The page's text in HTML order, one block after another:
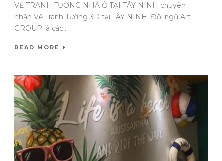
VẼ TRANH TƯỜNG NHÀ Ở TẠI TÂY NINH chuyên
nhận Vẽ Tranh Tường 3D tại TÂY NINH. Đội ngũ Art
GROUP là các...
READ MORE